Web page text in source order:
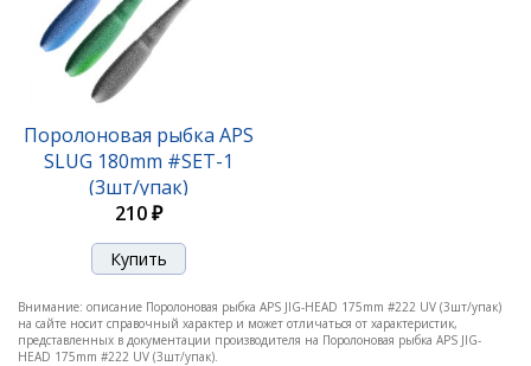
Поролоновая рыбка APS JIG-HEAD 175mm #220 UV
(3шт/упак)
Поролоновая рыбка APS
SLUG 180mm #SET-1
(3шт/упак)
210 ₽
Внимание: описание Поролоновая рыбка APS JIG-HEAD 175mm #222 UV (3шт/упак)
на сайте носит справочный характер и может отличаться от характеристик,
представленных в документации производителя на Поролоновая рыбка APS JIG-
HEAD 175mm #222 UV (3шт/упак).